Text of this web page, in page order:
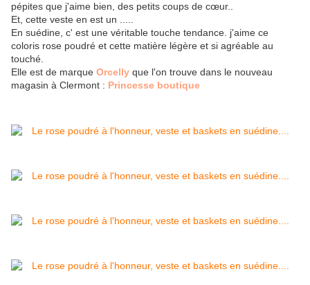
pépites que j'aime bien, des petits coups de cœur..
Et, cette veste en est un .....
En suédine, c' est une véritable touche tendance. j'aime ce
coloris rose poudré et cette matière légère et si agréable au
touché.
Elle est de marque Orcelly que l'on trouve dans le nouveau
magasin à Clermont : Princesse boutique